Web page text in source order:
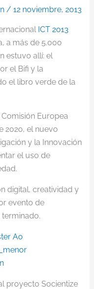
/ 12 noviembre, 2013
ICT 2013
a más de 5.000
estuvo allí: el
el Bifi y la
el libro verde de la
Europea
2020, el nuevo
y la Innovación
el uso de
digital, creatividad y
evento de
proyecto Socientize